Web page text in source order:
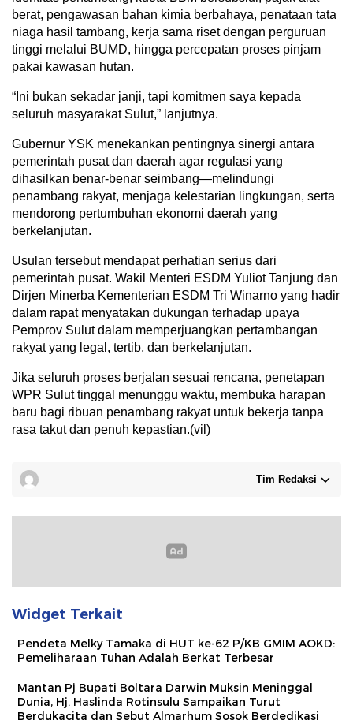
berat, pengawasan bahan kimia berbahaya, penataan tata
niaga hasil tambang, kerja sama riset dengan perguruan
tinggi melalui BUMD, hingga percepatan proses pinjam
pakai kawasan hutan.
“Ini bukan sekadar janji, tapi komitmen saya kepada
seluruh masyarakat Sulut,” lanjutnya.
Gubernur YSK menekankan pentingnya sinergi antara
pemerintah pusat dan daerah agar regulasi yang
dihasilkan benar-benar seimbang—melindungi
penambang rakyat, menjaga kelestarian lingkungan, serta
mendorong pertumbuhan ekonomi daerah yang
berkelanjutan.
Usulan tersebut mendapat perhatian serius dari
pemerintah pusat. Wakil Menteri ESDM Yuliot Tanjung dan
Dirjen Minerba Kementerian ESDM Tri Winarno yang hadir
dalam rapat menyatakan dukungan terhadap upaya
Pemprov Sulut dalam memperjuangkan pertambangan
rakyat yang legal, tertib, dan berkelanjutan.
Jika seluruh proses berjalan sesuai rencana, penetapan
WPR Sulut tinggal menunggu waktu, membuka harapan
baru bagi ribuan penambang rakyat untuk bekerja tanpa
rasa takut dan penuh kepastian.(vil)
Tim Redaksi
Widget Terkait
Pendeta Melky Tamaka di HUT ke-62 P/KB GMIM AOKD:
Pemeliharaan Tuhan Adalah Berkat Terbesar
Mantan Pj Bupati Boltara Darwin Muksin Meninggal
Dunia, Hj. Haslinda Rotinsulu Sampaikan Turut
Berdukacita dan Sebut Almarhum Sosok Berdedikasi